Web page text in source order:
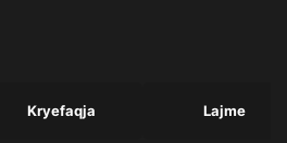
Kryefaqja Lajme